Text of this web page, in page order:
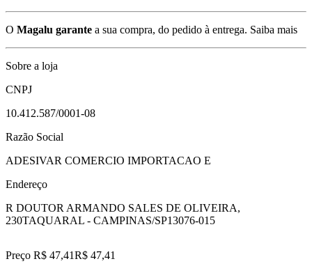
O Magalu garante a sua compra, do pedido à entrega. Saiba mais
Sobre a loja
CNPJ
10.412.587/0001-08
Razão Social
ADESIVAR COMERCIO IMPORTACAO E
Endereço
R DOUTOR ARMANDO SALES DE OLIVEIRA,
230TAQUARAL - CAMPINAS/SP13076-015
Preço R$ 47,41R$ 47,41